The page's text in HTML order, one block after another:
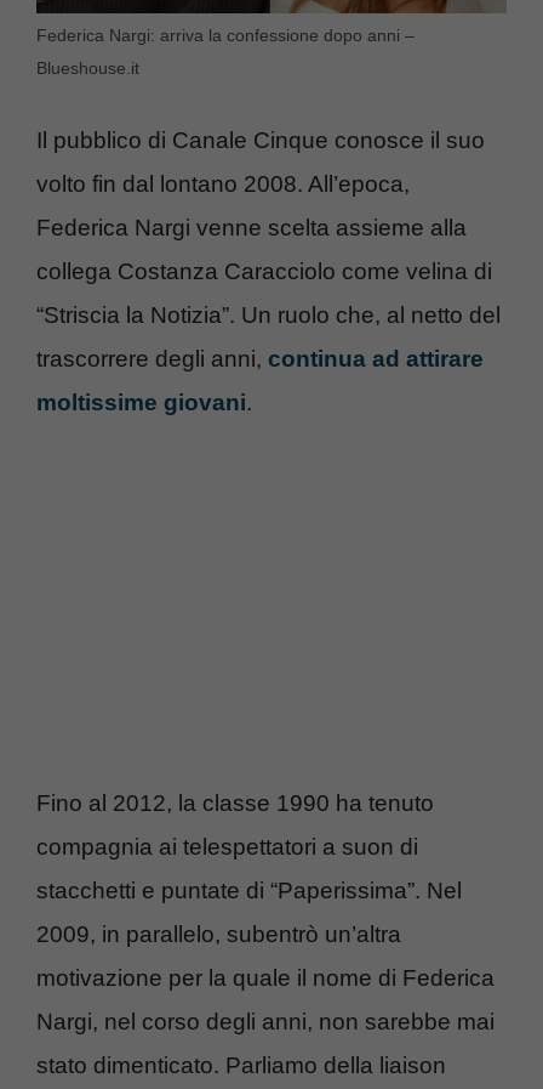
Federica Nargi: arriva la confessione dopo anni –
Blueshouse.it
Il pubblico di Canale Cinque conosce il suo
volto fin dal lontano 2008. All’epoca,
Federica Nargi venne scelta assieme alla
collega Costanza Caracciolo come velina di
“Striscia la Notizia”. Un ruolo che, al netto del
trascorrere degli anni, continua ad attirare
moltissime giovani.
Fino al 2012, la classe 1990 ha tenuto
compagnia ai telespettatori a suon di
stacchetti e puntate di “Paperissima”. Nel
2009, in parallelo, subentrò un’altra
motivazione per la quale il nome di Federica
Nargi, nel corso degli anni, non sarebbe mai
stato dimenticato. Parliamo della liaison